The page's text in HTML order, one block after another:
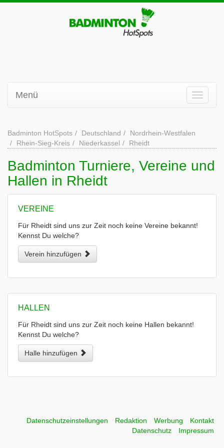
Menü
Badminton HotSpots Deutschland
Nordrhein-Westfalen
Rhein-Sieg-Kreis
Niederkassel Rheidt
Badminton Turniere, Vereine und
Hallen in Rheidt
VEREINE
Für Rheidt sind uns zur Zeit noch keine Vereine bekannt!
Kennst Du welche?
Verein hinzufügen
HALLEN
Für Rheidt sind uns zur Zeit noch keine Hallen bekannt!
Kennst Du welche?
Halle hinzufügen
Datenschutzeinstellungen Redaktion Werbung
Kontakt
Datenschutz
Impressum